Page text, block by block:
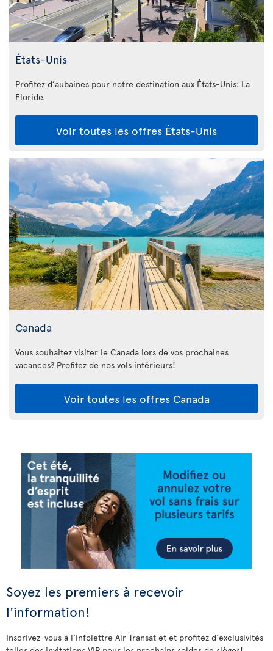
États-Unis
Profitez d’aubaines pour notre destination aux États-Unis: La
Floride.
Voir toutes les offres États-Unis
Canada
Vous souhaitez visiter le Canada lors de vos prochaines
vacances? Profitez de nos vols intérieurs!
Voir toutes les offres Canada
Soyez les premiers à recevoir
l'information!
Inscrivez-vous à l'infolettre Air Transat et et profitez d'exclusivités